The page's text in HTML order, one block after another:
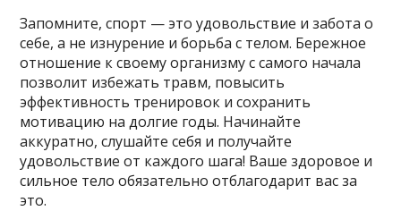
Запомните, спорт — это удовольствие и забота о
себе, а не изнурение и борьба с телом. Бережное
отношение к своему организму с самого начала
позволит избежать травм, повысить
эффективность тренировок и сохранить
мотивацию на долгие годы. Начинайте
аккуратно, слушайте себя и получайте
удовольствие от каждого шага! Ваше здоровое и
сильное тело обязательно отблагодарит вас за
это.